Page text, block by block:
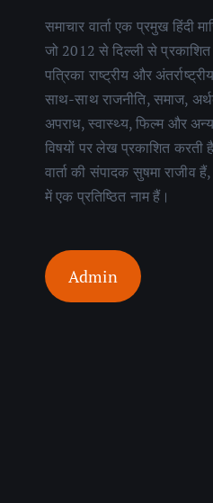
समाचार वार्ता एक प्रमुख हिंदी
जो 2012 से दिल्ली से प्रकाशित
पत्रिका राष्ट्रीय और
साथ-साथ राजनीति, समाज,
अपराध, स्वास्थ्य, फिल्म और
विषयों पर लेख प्रकाशित करती
वार्ता की संपादक सुषमा राजीव
में एक प्रतिष्ठित नाम हैं।
Admin